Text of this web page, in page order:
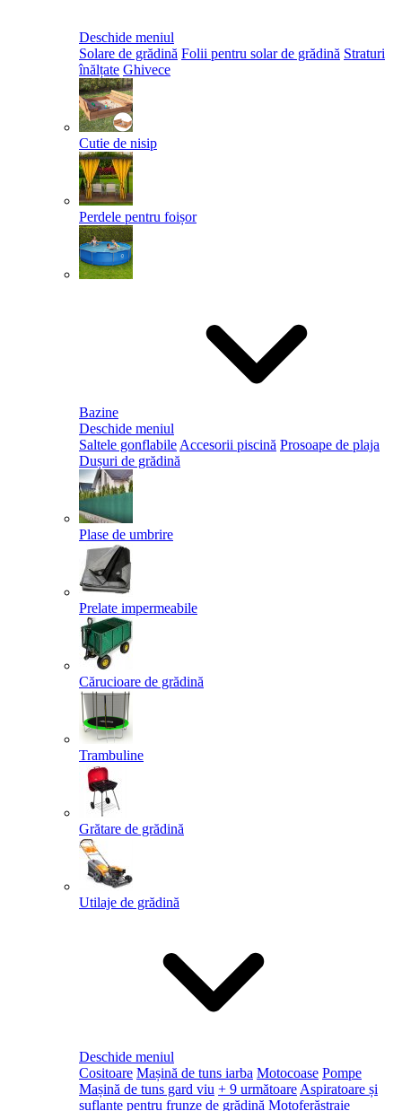
Deschide meniul
Solare de grădină Folii pentru solar de grădină Straturi
înălțate Ghivece
Cutie de nisip
Perdele pentru foișor
Bazine
Deschide meniul
Saltele gonflabile Accesorii piscină Prosoape de plaja
Dușuri de grădină
Plase de umbrire
Prelate impermeabile
Cărucioare de grădină
Trambuline
Grătare de grădină
Utilaje de grădină
Deschide meniul
Cositoare Mașină de tuns iarba Motocoase Pompe
Mașină de tuns gard viu + 9 următoare Aspiratoare și
suflante pentru frunze de grădină Motoferăstraie